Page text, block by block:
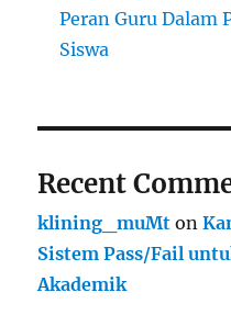
Peran Guru Dalam
Siswa
Recent
klining_muMt on
Sistem Pass/Fail
Akademik